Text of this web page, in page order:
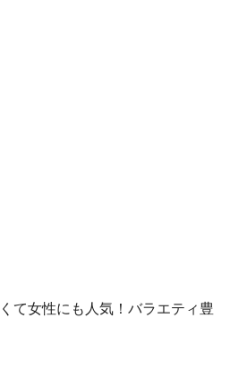
て女性にも人気！バラエティ豊